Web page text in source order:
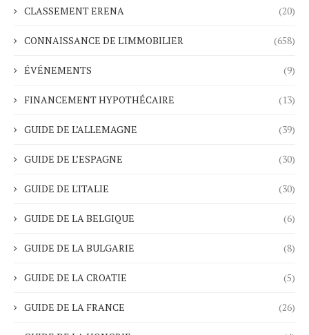
CLASSEMENT ERENA (20)
CONNAISSANCE DE L'IMMOBILIER (658)
ÉVÉNEMENTS (9)
FINANCEMENT HYPOTHÉCAIRE (13)
GUIDE DE L’ALLEMAGNE (39)
GUIDE DE L’ESPAGNE (30)
GUIDE DE L'ITALIE (30)
GUIDE DE LA BELGIQUE (6)
GUIDE DE LA BULGARIE (8)
GUIDE DE LA CROATIE (5)
GUIDE DE LA FRANCE (26)